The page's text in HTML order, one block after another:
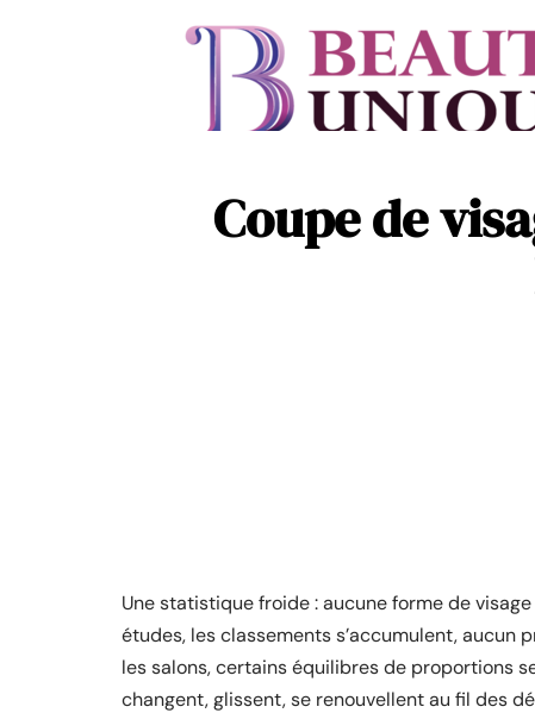
Coupe de
Une statistique froide : aucune forme de
études, les classements s’accumulent, aucun
les salons, certains équilibres de proportions
changent, glissent, se renouvellent au fil des